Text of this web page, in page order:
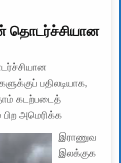
தொடர்ச்சியான
பதிலடியாக,
கடற்படைத்
அமெரிக்க
இராணுவ
இலக்குக